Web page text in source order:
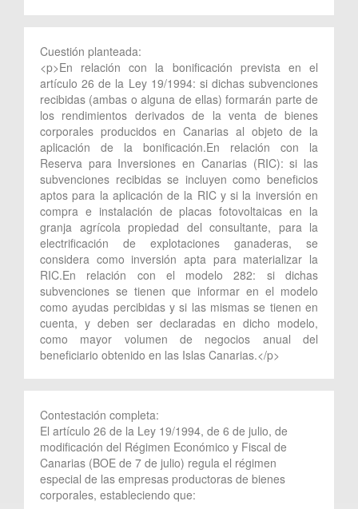
Cuestión planteada:
<p>En relación con la bonificación prevista en el
artículo 26 de la Ley 19/1994: si dichas subvenciones
recibidas (ambas o alguna de ellas) formarán parte de
los rendimientos derivados de la venta de bienes
corporales producidos en Canarias al objeto de la
aplicación de la bonificación.En relación con la
Reserva para Inversiones en Canarias (RIC): si las
subvenciones recibidas se incluyen como beneficios
aptos para la aplicación de la RIC y si la inversión en
compra e instalación de placas fotovoltaicas en la
granja agrícola propiedad del consultante, para la
electrificación de explotaciones ganaderas, se
considera como inversión apta para materializar la
RIC.En relación con el modelo 282: si dichas
subvenciones se tienen que informar en el modelo
como ayudas percibidas y si las mismas se tienen en
cuenta, y deben ser declaradas en dicho modelo,
como mayor volumen de negocios anual del
beneficiario obtenido en las Islas Canarias.</p>
Contestación completa:
El artículo 26 de la Ley 19/1994, de 6 de julio, de
modificación del Régimen Económico y Fiscal de
Canarias (BOE de 7 de julio) regula el régimen
especial de las empresas productoras de bienes
corporales, estableciendo que: